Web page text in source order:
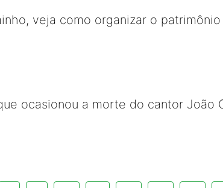
veja como organizar o
ocasionou a morte do cantor João